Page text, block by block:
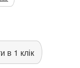
в 1 клік